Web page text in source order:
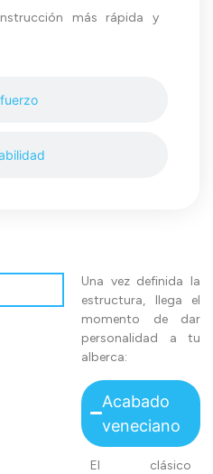
más rápida y
Una vez definida la
estructura, llega el
momento de dar
personalidad a tu
alberca:
Acabado
veneciano
El clásico